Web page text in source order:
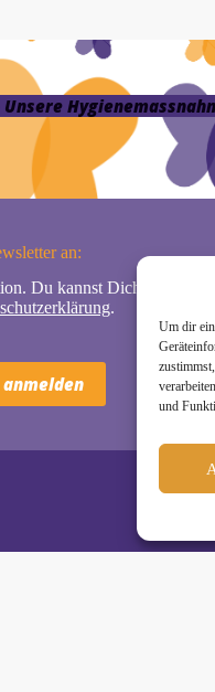
Um dir
und
Unsere
an:
Du kannst Dich natürlich
.